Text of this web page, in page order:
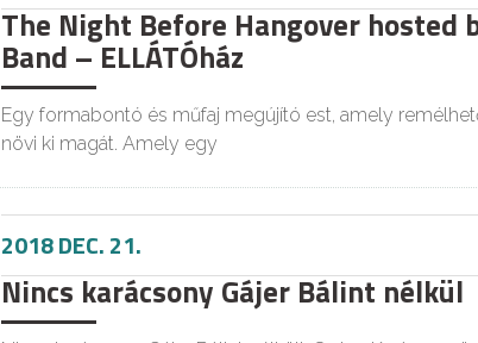
The Night Before Hangover hosted
Band – ELLÁTÓház
Egy formabontó és műfaj megújító est, amely
növi ki magát. Amely egy
2018 DEC. 21.
Nincs karácsony Gájer Bálint nélkül